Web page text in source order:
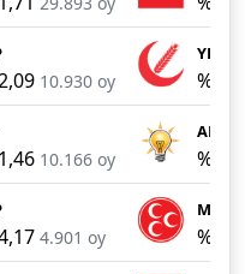
10.930 oy
YRP
10.166 oy
AKP
4.901 oy
MHP